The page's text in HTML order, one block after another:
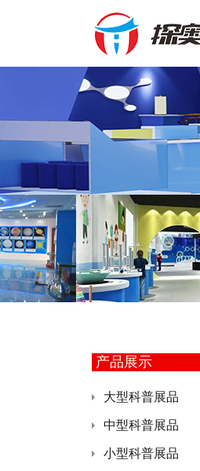
产品展示
大型科普展品
中型科普展品
小型科普展品